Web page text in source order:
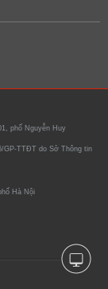
phố Nguyễn Huy
GP-TTĐT do Sở Thông tin
Hà Nội